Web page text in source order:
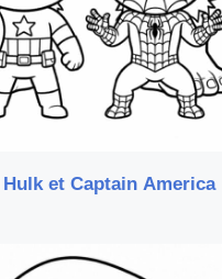
et Captain America